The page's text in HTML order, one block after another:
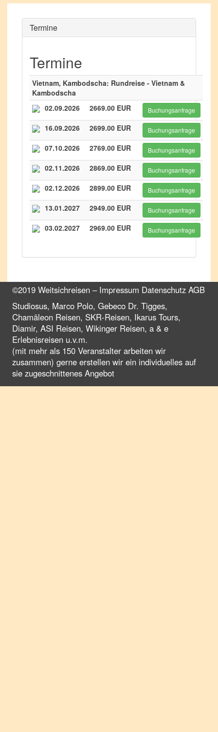
Termine
Termine
Vietnam, Kambodscha: Rundreise - Vietnam &
Kambodscha
02.09.2026
2669.00 EUR Buchungsanfrage
16.09.2026 2699.00 EUR Buchungsanfrage
07.10.2026 2769.00 EUR Buchungsanfrage
02.11.2026 2869.00 EUR Buchungsanfrage
02.12.2026 2899.00 EUR Buchungsanfrage
13.01.2027 2949.00 EUR Buchungsanfrage
03.02.2027 2969.00 EUR Buchungsanfrage
©2019 Weitsichreisen – Impressum Datenschutz AGB
Studiosus, Marco Polo, Gebeco Dr. Tigges,
Chamäleon Reisen, SKR-Reisen, Ikarus Tours,
Diamir, ASI Reisen, Wikinger Reisen, a & e
Erlebnisreisen u.v.m.
(mit mehr als 150 Veranstalter arbeiten wir
zusammen) gerne erstellen wir ein individuelles auf
sie zugeschnittenes Angebot